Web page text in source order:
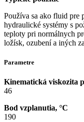
Používa sa ako fluid pre
hydraulické systémy s
teploty pri normálnych
ložísk, ozubení a iných
Parametre
Kinematická viskozita
46
Bod vzplanutia, °C
190